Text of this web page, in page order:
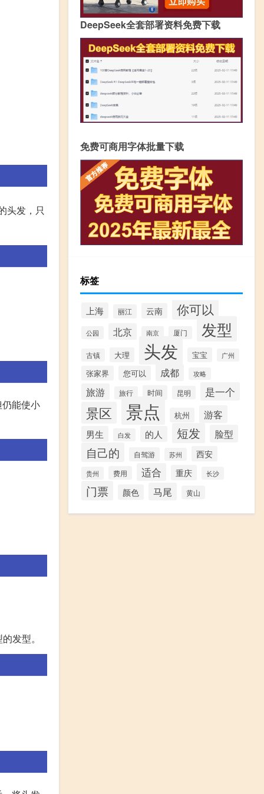
头发，只
能使小
发型。
DeepSeek全套部署资料免费下载
免费可商用字体批量下载
标签
上海 丽江 云南 你可以
公园 北京 南京 厦门 发型
古镇 大理 头发 宝宝 广州
张家界 您可以 成都 攻略
旅游 旅行 时间 昆明 是一个
景区 景点 杭州 游客
男生 白发 的人 短发 脸型
自己的 自驾游 苏州 西安
贵州 费用 适合 重庆 长沙
门票 颜色 马尾 黄山